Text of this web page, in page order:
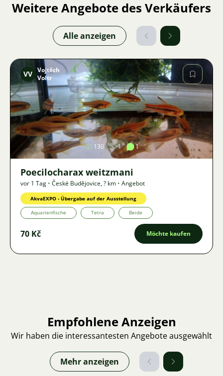
Weitere Angebote des Verkäufers
Alle anzeigen
Bild
VV Vojtěch
Voltr
130 1 1
Poecilocharax weitzmani
vor 1 Tag • České Budějovice,? km • Angebot
AkvaEXPO - Übergabe auf der Ausstellung
Aquarienfische Tetra Beide
70 Kč Möchte kaufen
Empfohlene Anzeigen
Wir haben die interessantesten Angebote ausgewählt
Mehr anzeigen